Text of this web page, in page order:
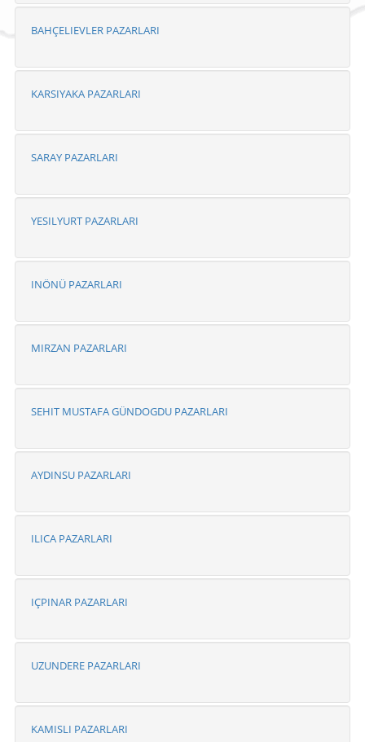
BAHÇELIEVLER PAZARLARI
KARSIYAKA PAZARLARI
SARAY PAZARLARI
YESILYURT PAZARLARI
INÖNÜ PAZARLARI
MIRZAN PAZARLARI
SEHIT MUSTAFA GÜNDOGDU PAZARLARI
AYDINSU PAZARLARI
ILICA PAZARLARI
IÇPINAR PAZARLARI
UZUNDERE PAZARLARI
KAMISLI PAZARLARI